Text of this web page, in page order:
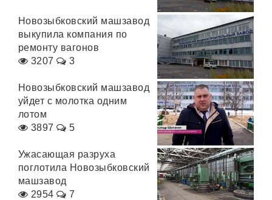
Новозыбковский машзавод
выкупила компания по
ремонту вагонов
3207
3
Новозыбковский машзавод
уйдет с молотка одним
лотом
3897
5
Ужасающая разруха
поглотила Новозыбковский
машзавод
2954
7